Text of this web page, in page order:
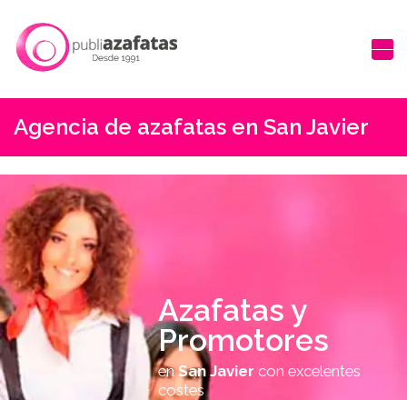
Agencia de azafatas en San Javier
Azafatas y
Promotores
enSan Javier con excelentes
costes